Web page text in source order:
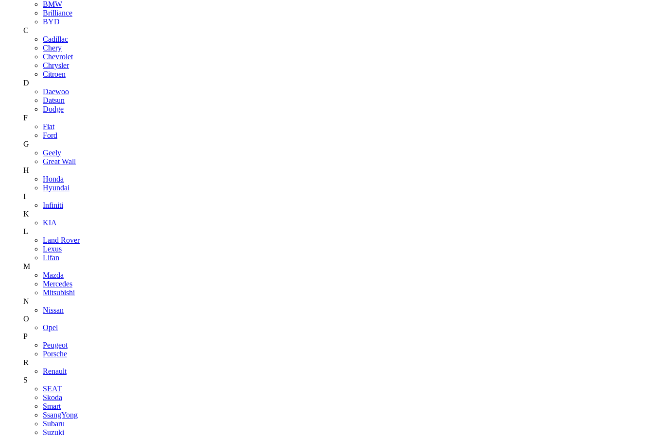
BMW
Brilliance
BYD
C
Cadillac
Chery
Chevrolet
Chrysler
Citroen
D
Daewoo
Datsun
Dodge
F
Fiat
Ford
G
Geely
Great Wall
H
Honda
Hyundai
I
Infiniti
K
KIA
L
Land Rover
Lexus
Lifan
M
Mazda
Mercedes
Mitsubishi
N
Nissan
O
Opel
P
Peugeot
Porsche
R
Renault
S
SEAT
Skoda
Smart
SsangYong
Subaru
Suzuki